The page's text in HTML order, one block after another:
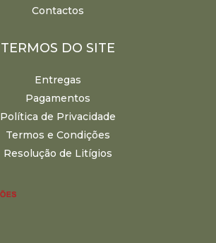
Contactos
TERMOS DO SITE
Entregas
Pagamentos
Política de Privacidade
Termos e Condições
Resolução de Litígios